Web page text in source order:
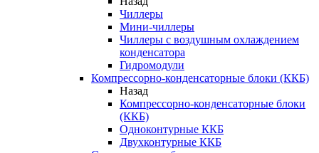
Чиллеры
Мини-чиллеры
Чиллеры с воздушным охлаждением
конденсатора
Гидромодули
Компрессорно-конденсаторные блоки (ККБ)
Назад
Компрессорно-конденсаторные блоки
(ККБ)
Одноконтурные ККБ
Двухконтурные ККБ